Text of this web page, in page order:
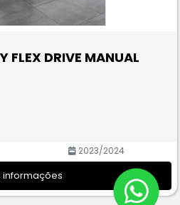
FLEX DRIVE MANUAL
2023/2024
informações